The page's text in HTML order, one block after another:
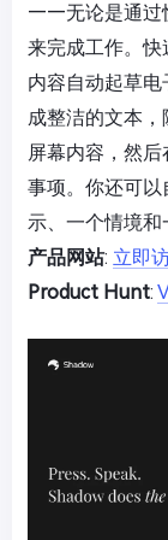
——无论是通过
来完成工作。
内容自动起草
成整洁的文本
屏幕内容，然
事项。你还可
示、一个情境和
产品网站: 立即
Product Hunt: